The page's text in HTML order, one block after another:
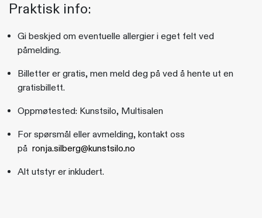
Praktisk info:
Gi beskjed om eventuelle allergier i eget felt ved
påmelding.
Billetter er gratis, men meld deg på ved å hente ut en
gratisbillett.
Oppmøtested: Kunstsilo, Multisalen
For spørsmål eller avmelding, kontakt oss
på ronja.silberg@kunstsilo.no
Alt utstyr er inkludert.